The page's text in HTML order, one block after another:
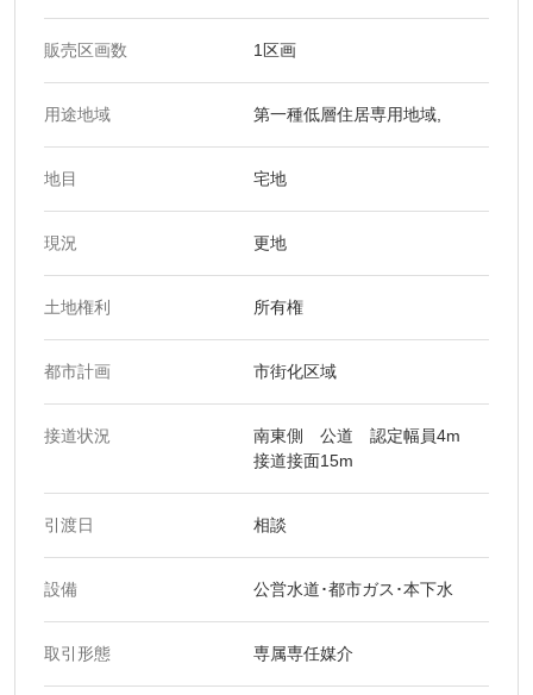
販売区画数 1区画
用途地域 第一種低層住居専用地域,
地目 宅地
現況 更地
土地権利 所有権
都市計画 市街化区域
接道状況
南東側 公道 認定幅員4m
接道接面15m
引渡日 相談
設備 公営水道･都市ガス･本下水
取引形態 専属専任媒介